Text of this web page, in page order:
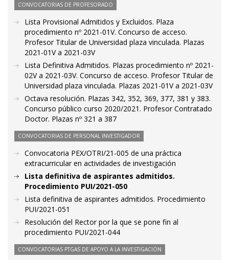
CONVOCATORIAS DE PROFESORADO
Lista Provisional Admitidos y Excluidos. Plaza
procedimiento nº 2021-01V. Concurso de acceso.
Profesor Titular de Universidad plaza vinculada. Plazas
2021-01V a 2021-03V
Lista Definitiva Admitidos. Plazas procedimiento nº 2021-
02V a 2021-03V. Concurso de acceso. Profesor Titular de
Universidad plaza vinculada. Plazas 2021-01V a 2021-03V
Octava resolución. Plazas 342, 352, 369, 377, 381 y 383.
Concurso público curso 2020/2021. Profesor Contratado
Doctor. Plazas nº 321 a 387
CONVOCATORIAS DE PERSONAL INVESTIGADOR
Convocatoria PEX/OTRI/21-005 de una práctica
extracurricular en actividades de investigación
Lista definitiva de aspirantes admitidos.
Procedimiento PUI/2021-050
Lista definitiva de aspirantes admitidos. Procedimiento
PUI/2021-051
Resolución del Rector por la que se pone fin al
procedimiento PUI/2021-044
CONVOCATORIAS PTGAS DE APOYO A LA INVESTIGACIÓN